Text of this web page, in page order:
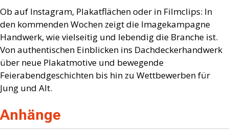
Ob auf Instagram, Plakatflächen oder in Filmclips: In
den kommenden Wochen zeigt die Imagekampagne
Handwerk, wie vielseitig und lebendig die Branche ist.
Von authentischen Einblicken ins Dachdeckerhandwerk
über neue Plakatmotive und bewegende
Feierabendgeschichten bis hin zu Wettbewerben für
Jung und Alt.
Anhänge